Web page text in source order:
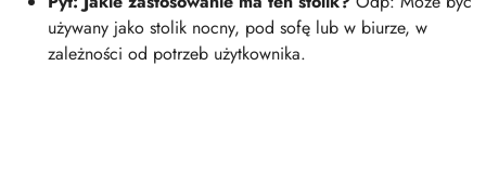
używany jako stolik nocny, pod sofę lub w biurze, w
zależności od potrzeb użytkownika.